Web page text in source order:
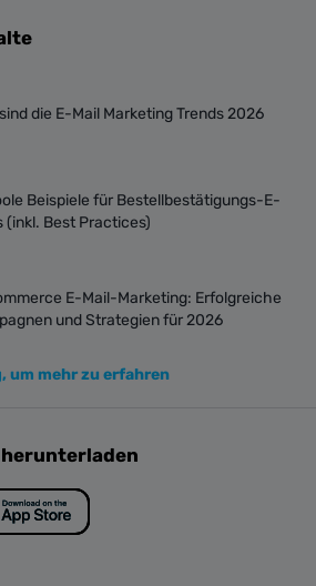
die E-Mail Marketing Trends 2026
Beispiele für Bestellbestätigungs-E-
(inkl. Best Practices)
E-Mail-Marketing: Erfolgreiche
und Strategien für 2026
um mehr zu erfahren
herunterladen